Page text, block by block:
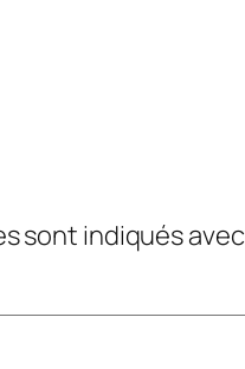
sont indiqués